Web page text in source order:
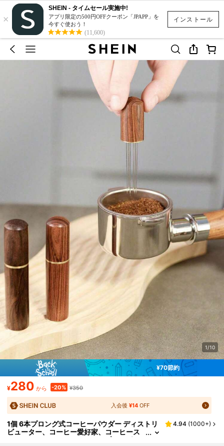
インストール
×
SHEIN - タイムセール実施中!
アプリ限定の500円OFFクーポン「JPAPP」を
今すぐ使おう！
(11,600)
1/10
¥70節約
¥280 から -20% ¥350
入会後¥14 OFF
1個 6本プロング式コーヒーパウダー ディストリ
ビューター、コーヒー愛好家、コーヒース
ターラー - ステンレススチールプロング、
4.94 (1000+)